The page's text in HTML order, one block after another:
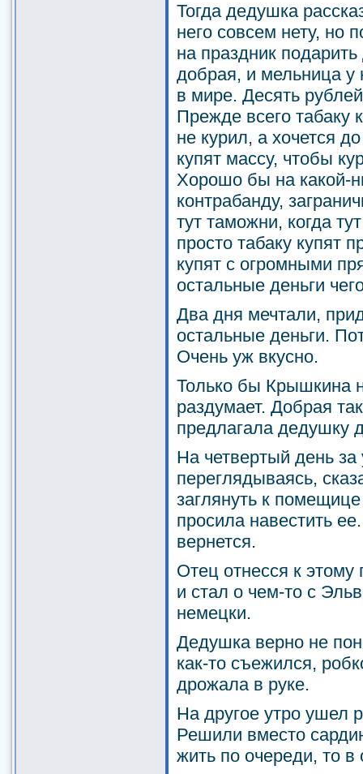
Тогда дедушка
него совсем нету,
на праздник
добрая, и мельница у
в мире. Десять
Прежде всего табаку
не курил, а хочется
купят массу, чтобы
Хорошо бы на какой-
контрабанду,
тут таможни, когда
просто табаку купят
купят с огромными
остальные деньги
Два дня мечтали,
остальные деньги.
Очень уж вкусно.
Только бы Крышкина
раздумает. Добрая
предлагала дедушку
На четвертый день
переглядываясь,
заглянуть к
просила навестить
вернется.
Отец отнесся к
и стал о чем-то с
немецки.
Дедушка верно не
как-то съежился,
дрожала в руке.
На другое утро ушел
Решили вместо
жить по очереди, то